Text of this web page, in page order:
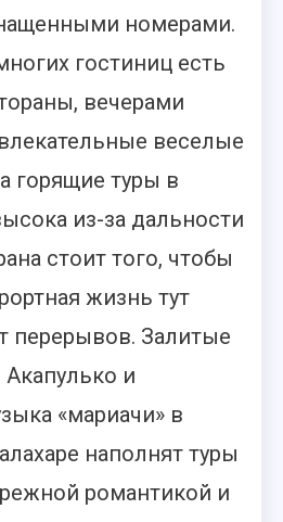
номерами.
гостиниц есть
вечерами
веселые
горящие туры в
из-за дальности
стоит того, чтобы
жизнь тут
перерывов. Залитые
и
«мариачи» в
наполнят туры
романтикой и